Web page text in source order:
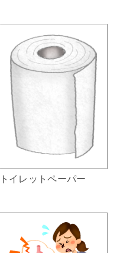
トイレットペーパー